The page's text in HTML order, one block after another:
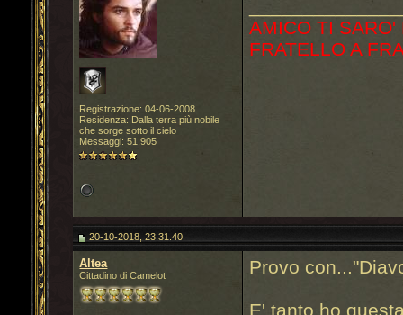
Registrazione: 04-06-2008
Residenza: Dalla terra più nobile
che sorge sotto il cielo
Messaggi: 51,905
AMICO TI SARO'
FRATELLO A
20-10-2018, 23.31.40
Altea
Cittadino di Camelot Provo
E' tanto ho